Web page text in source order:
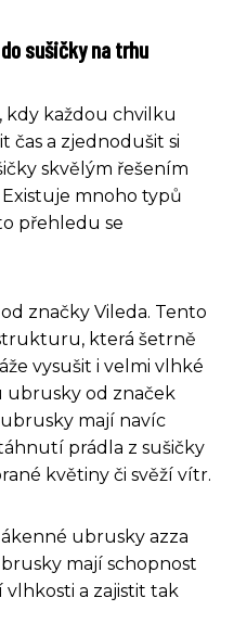
sušičky na trhu
kdy každou chvilku
čas a zjednodušit si
skvělým řešením
mnoho typů
přehledu se
značky Vileda. Tento
která šetrně
vysušit i velmi vlhké
ubrusky od značek
mají navíc
prádla z sušičky
květiny či svěží vítr.
ubrusky azza
mají schopnost
a zajistit tak